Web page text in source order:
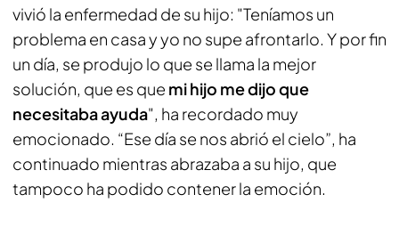
vivió la enfermedad de su hijo: "Teníamos un
problema en casa y yo no supe afrontarlo. Y por fin
un día, se produjo lo que se llama la mejor
solución, que es que mi hijo me dijo que
necesitaba ayuda", ha recordado muy
emocionado. “Ese día se nos abrió el cielo”, ha
continuado mientras abrazaba a su hijo, que
tampoco ha podido contener la emoción.